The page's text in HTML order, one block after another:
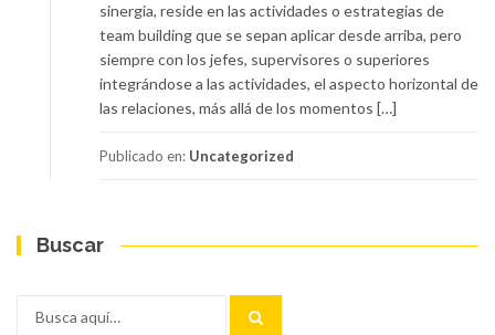
sinergia, reside en las actividades o estrategias de
team building que se sepan aplicar desde arriba, pero
siempre con los jefes, supervisores o superiores
integrándose a las actividades, el aspecto horizontal de
las relaciones, más allá de los momentos […]
Publicado en: Uncategorized
Buscar